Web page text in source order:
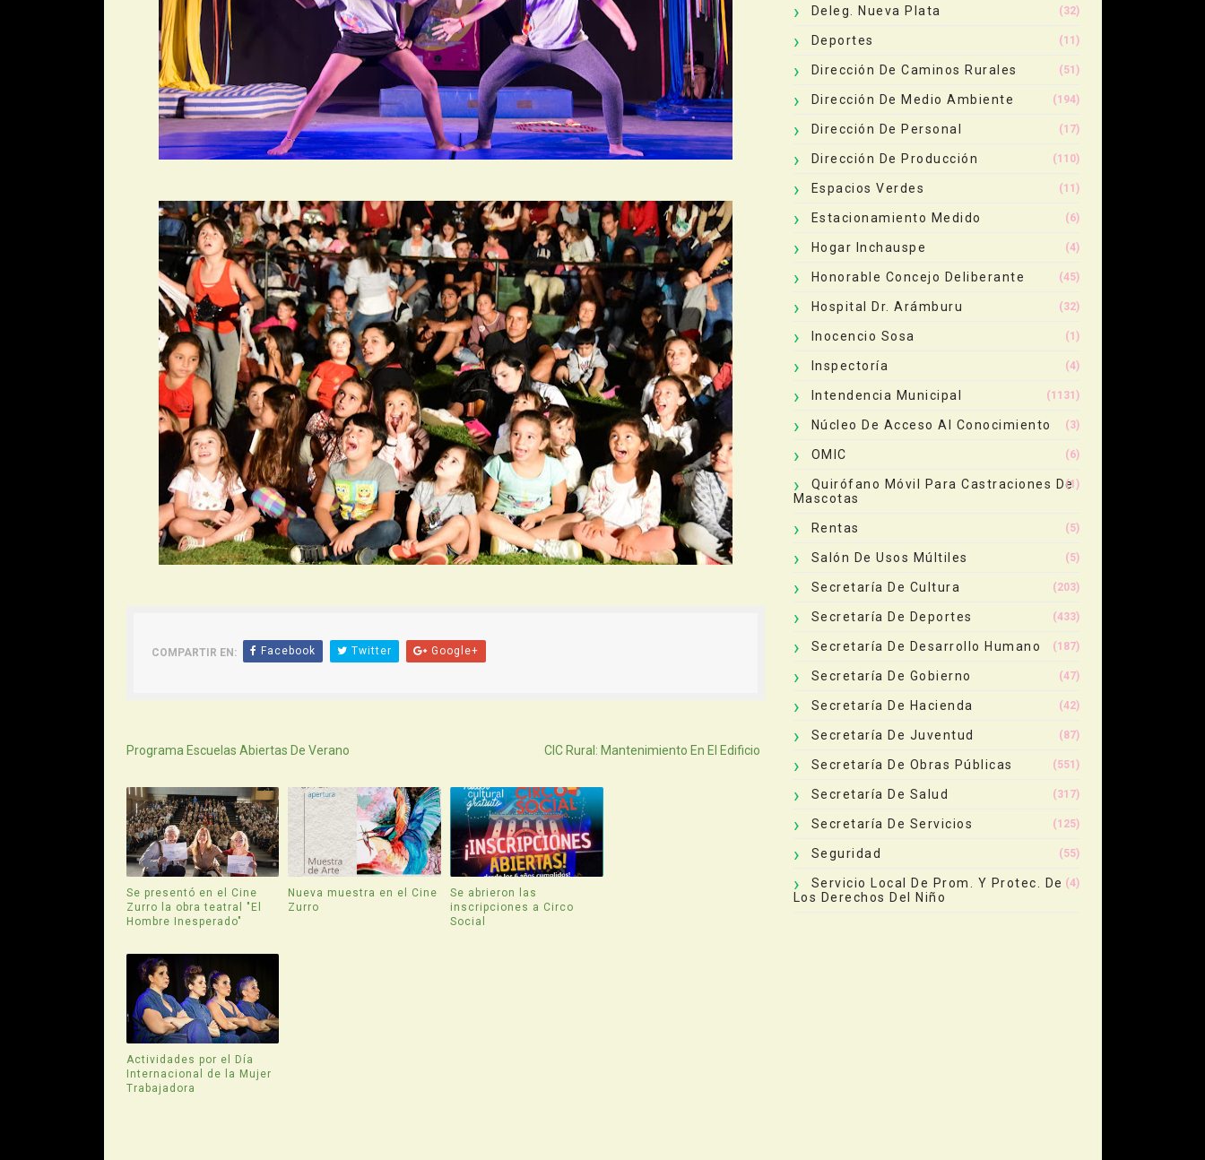
COMPARTIR EN: Facebook Twitter Google+
Programa Escuelas Abiertas De Verano CIC Rural: Mantenimiento En El Edificio
Se presentó en el Cine
Zurro la obra teatral "El
Hombre Inesperado"
Nueva muestra en el Cine
Zurro
Se abrieron las
inscripciones a Circo
Social
Actividades por el Día
Internacional de la Mujer
Trabajadora
Deleg. Nueva Plata (32)
Deportes (11)
Dirección De Caminos Rurales (51)
Dirección De Medio Ambiente (194)
Dirección De Personal (17)
Dirección De Producción (110)
Espacios Verdes (11)
Estacionamiento Medido (6)
Hogar Inchauspe (4)
Honorable Concejo Deliberante (45)
Hospital Dr. Arámburu (32)
Inocencio Sosa (1)
Inspectoría (4)
Intendencia Municipal (1131)
Núcleo De Acceso Al Conocimiento (3)
OMIC (6)
Quirófano Móvil Para Castraciones De
Mascotas
(1)
Rentas (5)
Salón De Usos Múltiles (5)
Secretaría De Cultura (203)
Secretaría De Deportes (433)
Secretaría De Desarrollo Humano (187)
Secretaría De Gobierno (47)
Secretaría De Hacienda (42)
Secretaría De Juventud (87)
Secretaría De Obras Públicas (551)
Secretaría De Salud (317)
Secretaría De Servicios (125)
Seguridad (55)
Servicio Local De Prom. Y Protec. De
Los Derechos Del Niño
(4)